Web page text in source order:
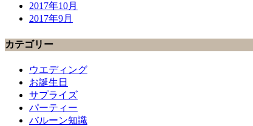
2017年10月
2017年9月
カテゴリー
ウエディング
お誕生日
サプライズ
パーティー
バルーン知識